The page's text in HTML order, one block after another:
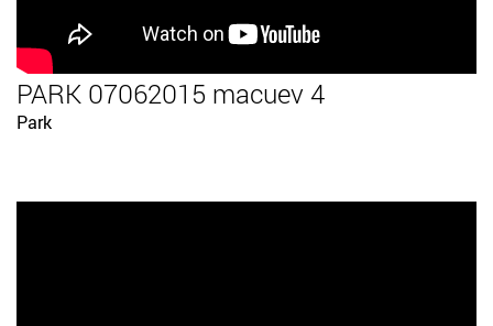
PARK 07062015 macuev 4
Park